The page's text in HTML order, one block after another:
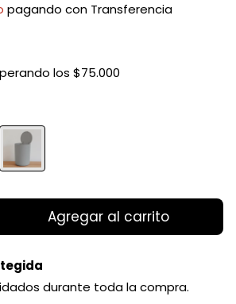
pagando con Transferencia
los $75.000
durante toda la compra.